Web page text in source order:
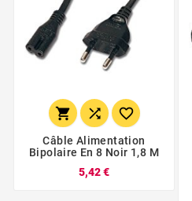
  
Câble Alimentation
Bipolaire En 8 Noir 1,8 M
5,42 €